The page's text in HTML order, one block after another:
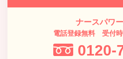
ナースパワ
電話登録無料 受付
0120-